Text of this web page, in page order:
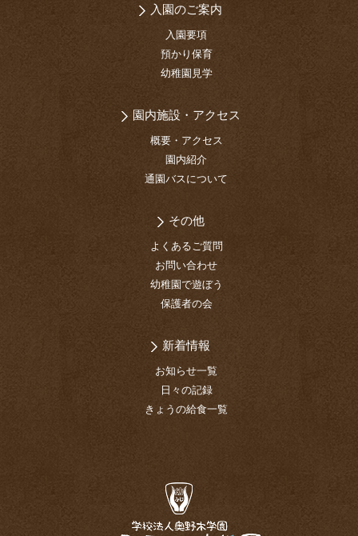
入園のご案内
入園要項
預かり保育
幼稚園見学
園内施設・アクセス
概要・アクセス
園内紹介
通園バスについて
その他
よくあるご質問
お問い合わせ
幼稚園で遊ぼう
保護者の会
新着情報
お知らせ一覧
日々の記録
きょうの給食一覧